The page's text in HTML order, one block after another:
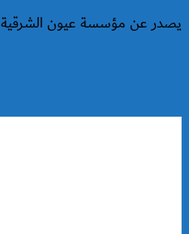
يصدر عن مؤسسة عيون الشرقية